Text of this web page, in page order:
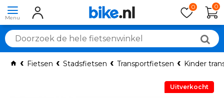
0 0
Fietsen Stadsfietsen Transportfietsen Kinder
Uitverkocht